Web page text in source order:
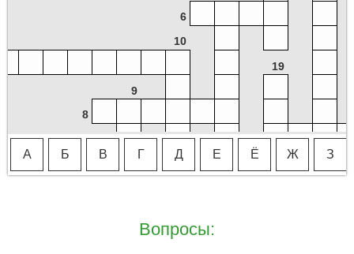
А Б В Г Д Е Ё Ж З
6
10
19
9
8
14
16
Вопросы: